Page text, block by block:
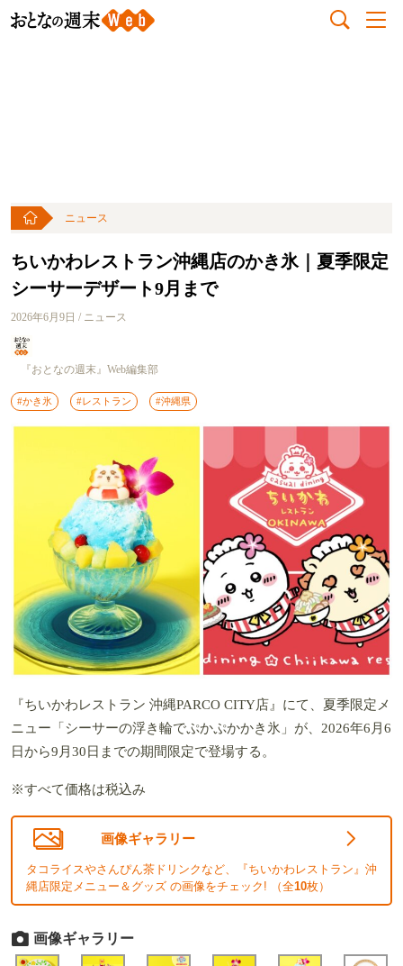
ニュース
ちいかわレストラン沖縄店のかき氷｜夏季限定
シーサーデザート9月まで
2026年6月9日 / ニュース
『おとなの週末』Web編集部
#かき氷 #レストラン #沖縄県
『ちいかわレストラン 沖縄PARCO CITY店』にて、夏季限定メ
ニュー「シーサーの浮き輪でぷかぷかかき氷」が、2026年6月6
日から9月30日までの期間限定で登場する。
※すべて価格は税込み
画像ギャラリー
タコライスやさんぴん茶ドリンクなど、『ちいかわレストラン』沖
縄店限定メニュー＆グッズ の画像をチェック! （全10枚）
画像ギャラリー